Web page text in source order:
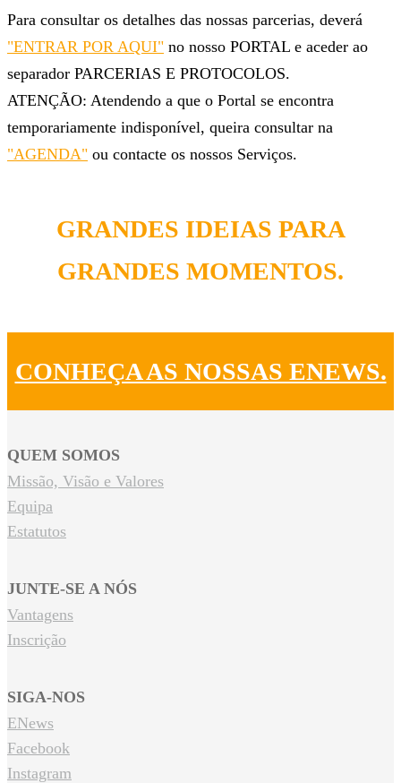
Para consultar os detalhes das nossas parcerias, deverá
"ENTRAR POR AQUI" no nosso PORTAL e aceder ao
separador PARCERIAS E PROTOCOLOS.
ATENÇÃO: Atendendo a que o Portal se encontra
temporariamente indisponível, queira consultar na
"AGENDA" ou contacte os nossos Serviços.
GRANDES IDEIAS PARA
GRANDES MOMENTOS.
CONHEÇA AS NOSSAS ENEWS.
QUEM SOMOS
Missão, Visão e Valores
Equipa
Estatutos
JUNTE-SE A NÓS
Vantagens
Inscrição
SIGA-NOS
ENews
Facebook
Instagram